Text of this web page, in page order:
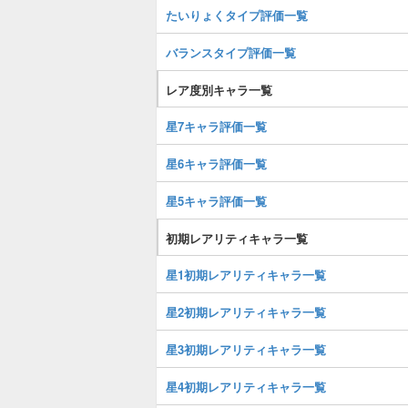
たいりょくタイプ評価一覧
バランスタイプ評価一覧
レア度別キャラ一覧
星7キャラ評価一覧
星6キャラ評価一覧
星5キャラ評価一覧
初期レアリティキャラ一覧
星1初期レアリティキャラ一覧
星2初期レアリティキャラ一覧
星3初期レアリティキャラ一覧
星4初期レアリティキャラ一覧